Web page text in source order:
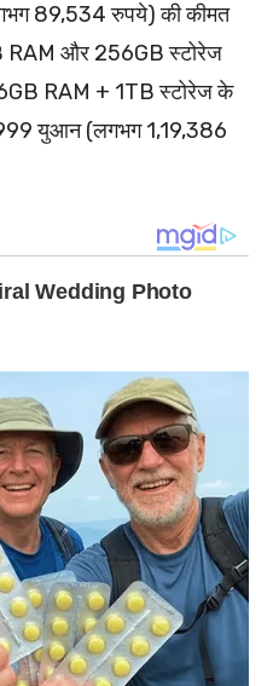
89,534 रुपये) की कीमत
RAM और 256GB स्टोरेज
RAM + 1TB स्टोरेज के
युआन (लगभग 1,19,386